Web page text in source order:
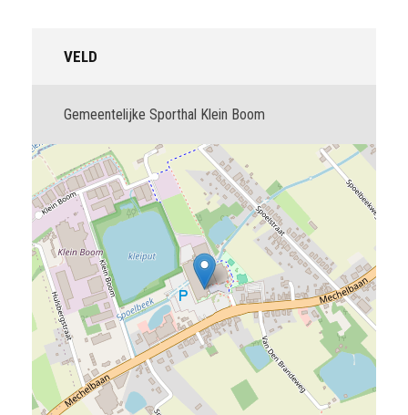
VELD
Gemeentelijke Sporthal Klein Boom